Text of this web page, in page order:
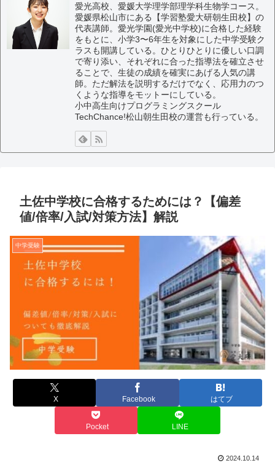
愛光高校、愛媛大学理学部理学科生物学コース。
愛媛県松山市にある【学習塾愛大研朝生田校】の
代表講師。愛光学園(愛光中学校)に合格した経験
をもとに、小学3〜6年生を対象にした中学受験ク
ラスも開講している。ひとりひとりに優しい口調
で寄り添い、それぞれに合った指導法を確立させ
ることで、生徒の成績を確実にあげる人気の講
師。ただ解法を説明するだけでなく、応用力のつ
くような指導をモットーにしている。
小中高生向けプログラミングスクール
TechChance!松山朝生田校の運営も行っている。
土佐中学校に合格するためには？【偏差
値/倍率/入試/対策方法】解説
中学受験
X Facebook はてブ
Pocket LINE
2024.10.14